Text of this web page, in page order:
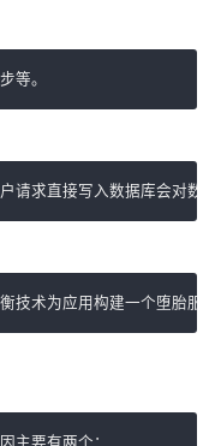
等。
请求直接写入数据库会对
技术为应用构建一个堕胎